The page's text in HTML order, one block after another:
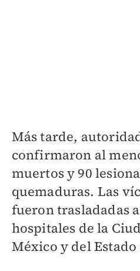
Más tarde,
confirmaron al
muertos y 90
quemaduras. Las
fueron trasladadas
hospitales de la
México y del